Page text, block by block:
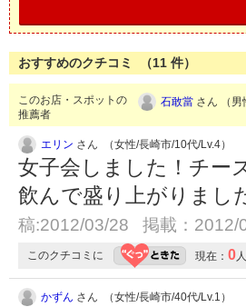
おすすめのクチコミ （11 件）
このお店・スポットの
推薦者
石敢當 さん （男
エリン さん （女性/長崎市/10代/Lv.4）
女子会しました！チー
飲んで盛り上がりまし
稿:2012/03/28 掲載：2012/
このクチコミに 現在： 0人
かずん さん （女性/長崎市/40代/Lv.1）